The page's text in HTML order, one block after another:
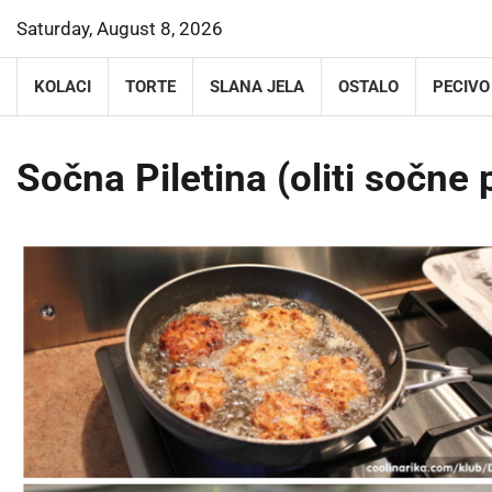
content
Saturday, August 8, 2026
KOLACI TORTE SLANA JELA OSTALO PECIVO
Sočna Piletina (oliti sočne